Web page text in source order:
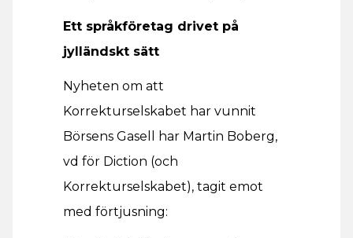
Ett språkföretag drivet på
jylländskt sätt
Nyheten om att
Korrekturselskabet har vunnit
Börsens Gasell har Martin Boberg,
vd för Diction (och
Korrekturselskabet), tagit emot
med förtjusning: